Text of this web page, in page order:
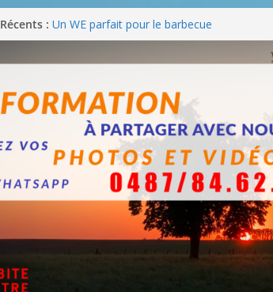
Récents : Un WE parfait pour le barbecue
Un WE parfait pour faire des BBQ
Un WE agréable pour des BBQ hormis
Blanmont : la rue des Combattants entre
août